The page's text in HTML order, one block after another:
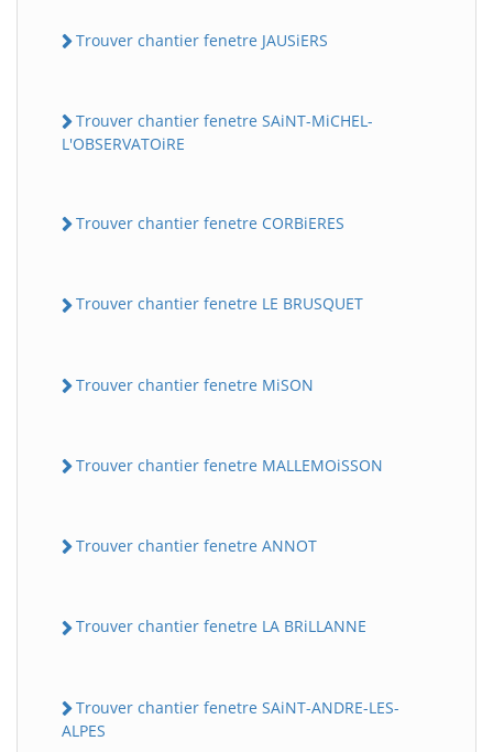
Trouver chantier fenetre JAUSiERS
Trouver chantier fenetre SAiNT-MiCHEL-
L'OBSERVATOiRE
Trouver chantier fenetre CORBiERES
Trouver chantier fenetre LE BRUSQUET
Trouver chantier fenetre MiSON
Trouver chantier fenetre MALLEMOiSSON
Trouver chantier fenetre ANNOT
Trouver chantier fenetre LA BRiLLANNE
Trouver chantier fenetre SAiNT-ANDRE-LES-
ALPES